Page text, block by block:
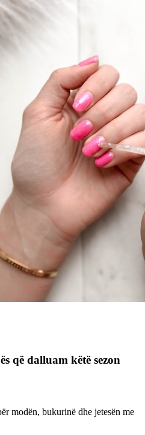
që dalluam këtë sezon
modën, bukurinë dhe jetesën me